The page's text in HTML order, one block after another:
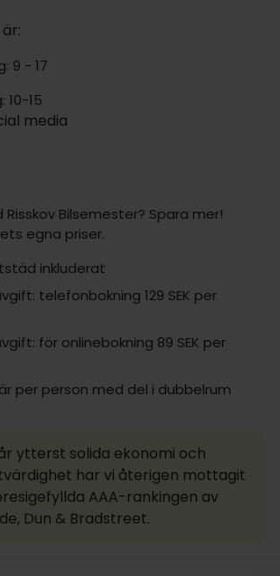
9 - 17
10-15
Bilsemester? Spara mer!
egna priser.
inkluderat
telefonbokning 129 SEK per
för onlinebokning 89 SEK per
per person med del i dubbelrum
media
ytterst solida ekonomi och
har vi återigen mottagit
AAA-rankingen av
Dun & Bradstreet.